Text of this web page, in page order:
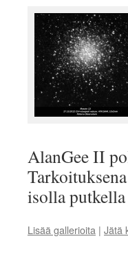
AlanGee II
isolla
Lisää gallerioita | Jätä